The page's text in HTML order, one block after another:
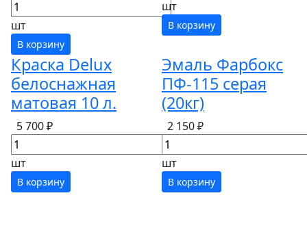
шт
В корзину
шт
В корзину
Краска Delux
белоснажная
матовая 10 л.
5 700 ₽
шт
В корзину
Эмаль Фарбокс
ПФ-115 серая
(20кг)
2 150 ₽
шт
В корзину